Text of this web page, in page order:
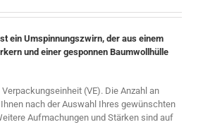
ein Umspinnungszwirn, der aus einem
und einer gesponnen Baumwollhülle
(VE). Die Anzahl an
nach der Auswahl Ihres gewünschten
Aufmachungen und Stärken sind auf